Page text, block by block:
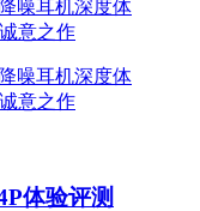
体验评测